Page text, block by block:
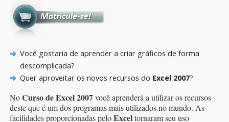
Você gostaria de aprender a criar gráficos de forma
descomplicada?
Quer aproveitar os novos recursos do Excel 2007?
NoCurso de Excel 2007vocêaprenderá a utilizar os recursos
deste que é um dos programas mais utilizados no mundo. As
facilidades proporcionadas peloExceltornaram seu uso